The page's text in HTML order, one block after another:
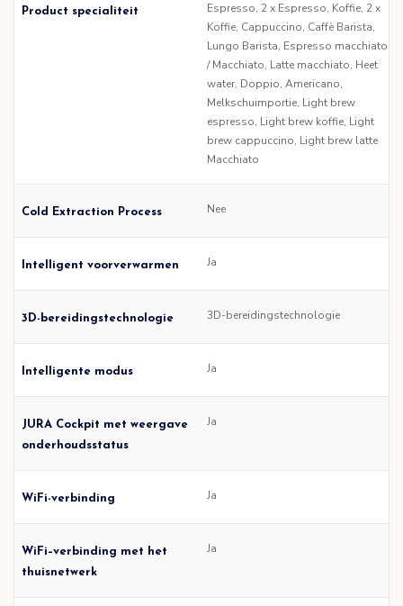
Product specialiteit
Espresso, 2 x Espresso, Koffie, 2 x
Koffie, Cappuccino, Caffè Barista,
Lungo Barista, Espresso macchiato
/ Macchiato, Latte macchiato, Heet
water, Doppio, Americano,
Melkschuimportie, Light brew
espresso, Light brew koffie, Light
brew cappuccino, Light brew latte
Macchiato
Cold Extraction Process Nee
Intelligent voorverwarmen Ja
3D-bereidingstechnologie 3D-bereidingstechnologie
Intelligente modus Ja
JURA Cockpit met weergave
onderhoudsstatus
Ja
WiFi-verbinding Ja
WiFi–verbinding met het
thuisnetwerk
Ja